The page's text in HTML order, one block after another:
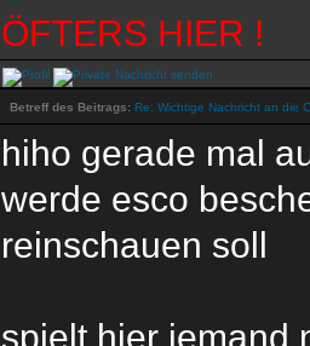
ÖFTERS HIER !
Betreff des Beitrags: Re: Wichtige Nachricht an die
hiho gerade mal
werde esco
reinschauen soll
spielt hier jemand